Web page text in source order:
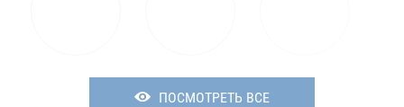
ПОСМОТРЕТЬ ВСЕ